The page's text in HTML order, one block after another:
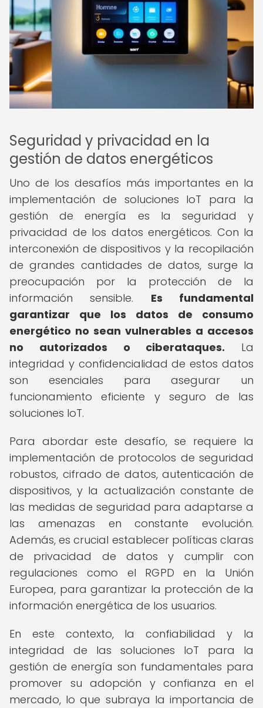
Seguridad y privacidad en la
gestión de datos energéticos
Uno de los desafíos más importantes en la
implementación de soluciones IoT para la
gestión de energía es la seguridad y
privacidad de los datos energéticos. Con la
interconexión de dispositivos y la recopilación
de grandes cantidades de datos, surge la
preocupación por la protección de la
información sensible. Es fundamental
garantizar que los datos de consumo
energético no sean vulnerables a accesos
no autorizados o ciberataques. La
integridad y confidencialidad de estos datos
son esenciales para asegurar un
funcionamiento eficiente y seguro de las
soluciones IoT.
Para abordar este desafío, se requiere la
implementación de protocolos de seguridad
robustos, cifrado de datos, autenticación de
dispositivos, y la actualización constante de
las medidas de seguridad para adaptarse a
las amenazas en constante evolución.
Además, es crucial establecer políticas claras
de privacidad de datos y cumplir con
regulaciones como el RGPD en la Unión
Europea, para garantizar la protección de la
información energética de los usuarios.
En este contexto, la confiabilidad y la
integridad de las soluciones IoT para la
gestión de energía son fundamentales para
promover su adopción y confianza en el
mercado, lo que subraya la importancia de